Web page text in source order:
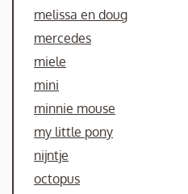
melissa en doug
mercedes
miele
mini
minnie mouse
my little pony
nijntje
octopus